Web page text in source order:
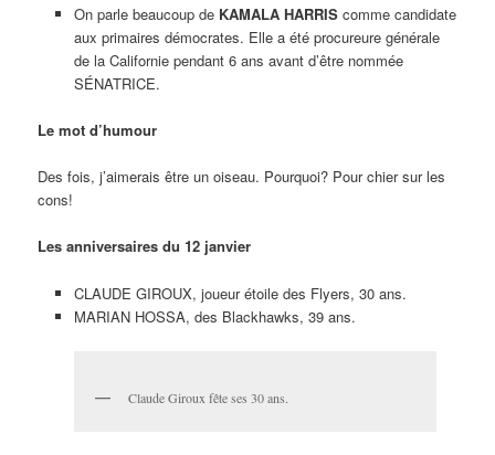
On parle beaucoup de KAMALA HARRIScomme candidate
aux primaires démocrates. Elle a été procureure générale
de la Californie pendant 6 ans avant d’être nommée
SÉNATRICE.
Le mot d’humour
Des fois, j’aimerais être un oiseau. Pourquoi? Pour chier sur les
cons!
Les anniversaires du 12 janvier
CLAUDE GIROUX, joueur étoile des Flyers, 30 ans.
MARIAN HOSSA, des Blackhawks, 39 ans.
Claude Giroux fête ses 30 ans.